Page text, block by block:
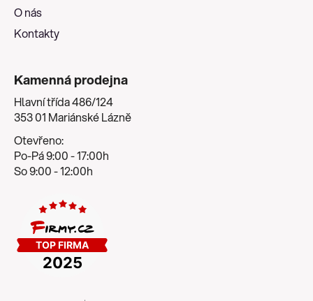
O nás
Kontakty
Kamenná prodejna
Hlavní třída 486/124
353 01 Mariánské Lázně
Otevřeno:
Po-Pá 9:00 - 17:00h
So 9:00 - 12:00h